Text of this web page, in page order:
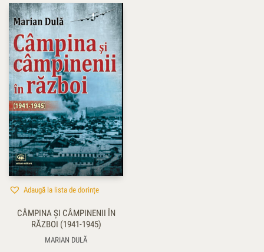
Adaugă la lista de dorințe
CÂMPINA ŞI CÂMPINENII ÎN
RĂZBOI (1941-1945)
MARIAN DULĂ